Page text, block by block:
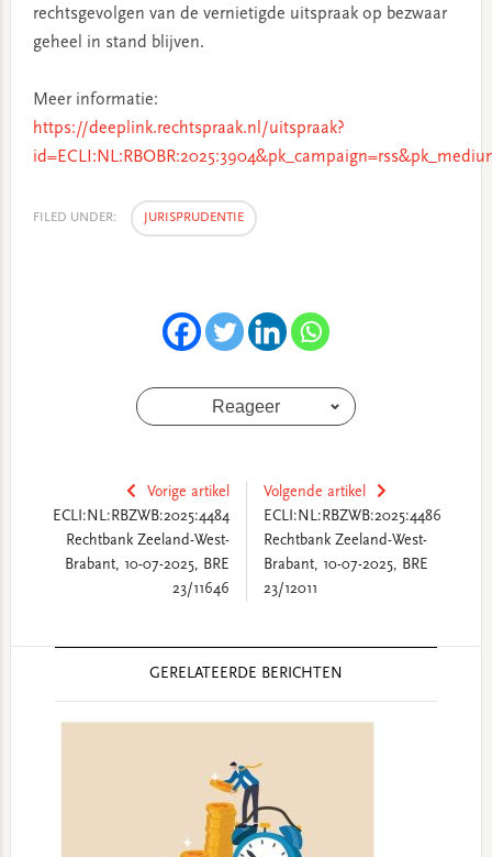
rechtsgevolgen van de vernietigde uitspraak op bezwaar
geheel in stand blijven.
Meer informatie:
https://deeplink.rechtspraak.nl/uitspraak?
FILED UNDER: JURISPRUDENTIE
Reageer
Vorige artikel
ECLI:NL:RBZWB:2025:4484
Rechtbank Zeeland-West-
Brabant, 10-07-2025, BRE
23/11646
Volgende artikel
ECLI:NL:RBZWB:2025:4486
Rechtbank Zeeland-West-
Brabant, 10-07-2025, BRE
23/12011
GERELATEERDE BERICHTEN